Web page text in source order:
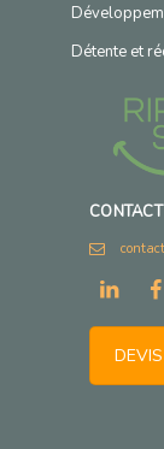
Détente et
CONTACT